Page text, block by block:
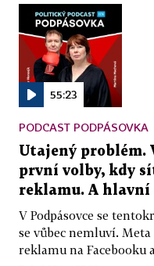
55:23
PODCAST PODPÁSOVKA
Utajený problém.
první volby, kdy
reklamu. A hlavní
V Podpásovce se
se vůbec nemluví.
reklamu na Facebooku